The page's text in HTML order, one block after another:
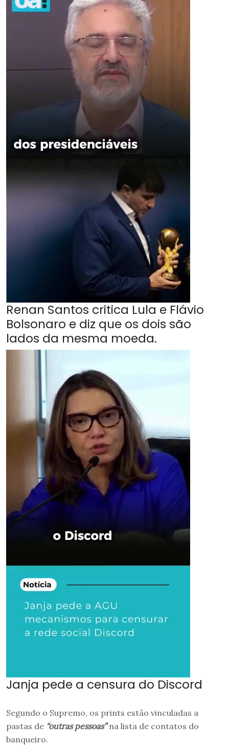
Renan Santos critica Lula e Flávio
Bolsonaro e diz que os dois são
lados da mesma moeda.
Janja pede a censura do Discord
Segundo o Supremo, os prints estão vinculadas a
pastas de “outras pessoas”na lista de contatos do
banqueiro.